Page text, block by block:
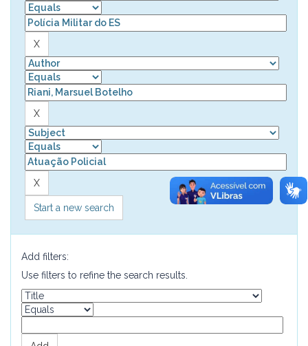
Start a new search
Add filters:
Use filters to refine the search results.